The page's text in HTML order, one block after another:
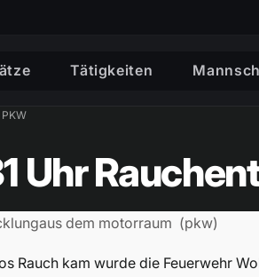
Tätigkeiten
Uhr
dem motorraum (pkw)
Rauch kam wurde die Feuerwehr